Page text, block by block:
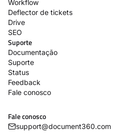
Workflow
Deflector de tickets
Drive
SEO
Suporte
Documentação
Suporte
Status
Feedback
Fale conosco
Fale conosco
support@document360.com